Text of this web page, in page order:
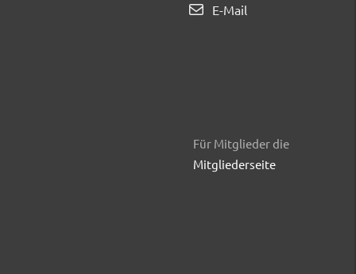
E-Mail
Für Mitglieder die
Mitgliederseite